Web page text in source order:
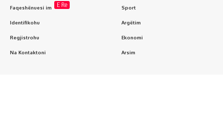
Faqeshënuesi im E Re
Identifikohu
Regjistrohu
Na Kontaktoni
Sport
Argëtim
Ekonomi
Arsim